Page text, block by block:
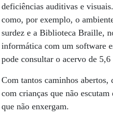
deficiências auditivas e
como, por exemplo, o
surdez e a Biblioteca Braille,
informática com um software
pode consultar o acervo de
Com tantos caminhos
com crianças que não escutam
que não enxergam.